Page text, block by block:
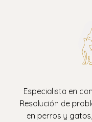
Especialista en
Resolución de
en perros y